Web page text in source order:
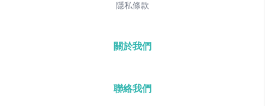
隱私條款
關於我們
聯絡我們